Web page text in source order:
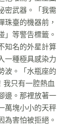
密武器。「我需
珠臺的機器前，
」等警告標籤。
知名的外星計算
一種極具感染力
波。「水瓶座的
只有一腔熱血
邊。那裡放著一
萬塊小小的天秤
為害怕被拒絕。